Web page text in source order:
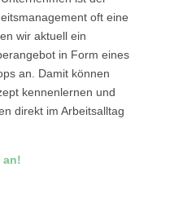
oft eine
wir aktuell ein
in Form eines
an. Damit können
kennenlernen und
direkt im Arbeitsalltag
an!